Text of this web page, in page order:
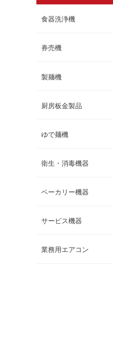
食器洗浄機
券売機
製麺機
厨房板金製品
ゆで麺機
衛生・消毒機器
ベーカリー機器
サービス機器
業務用エアコン